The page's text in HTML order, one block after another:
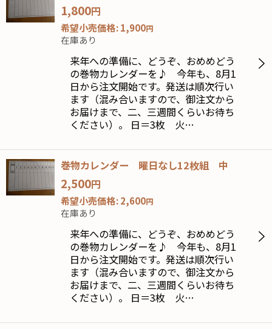
1,800円
希望小売価格:1,900円
在庫あり
来年への準備に、どうぞ、おめめどう
の巻物カレンダーを♪ 今年も、8月1
日から注文開始です。発送は順次行い
ます（混み合いますので、御注文から
お届けまで、二、三週間くらいお待ち
ください）。 日＝3枚 火…
巻物カレンダー 曜日なし12枚組 中
2,500円
希望小売価格:2,600円
在庫あり
来年への準備に、どうぞ、おめめどう
の巻物カレンダーを♪ 今年も、8月1
日から注文開始です。発送は順次行い
ます（混み合いますので、御注文から
お届けまで、二、三週間くらいお待ち
ください）。 日＝3枚 火…